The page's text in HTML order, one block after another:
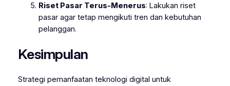
Riset Pasar Terus-Menerus: Lakukan riset
pasar agar tetap mengikuti tren dan kebutuhan
pelanggan.
Kesimpulan
Strategi pemanfaatan teknologi digital untuk